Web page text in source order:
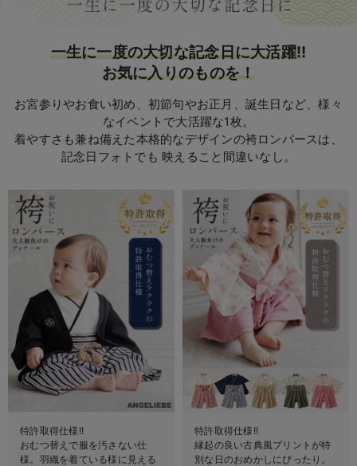
安心の日本製。先輩ママが買ってよかった！本当に必要な出産準備品
買って正解！高評価レビューアイテム
冬に可愛いニットがお得！
親子コーデ｜ママとベビーにおすすめ！
Gift Selection 出産祝い
ロンパースはいつからいつまで使う？選ぶポイントも解説！
保育園・入園準備特集
ファルスカ
デロンギ
入院準備の持ち物チェック
一生に一度の大切な記念日に大活躍!!
お気に入りのものを！
お宮参りやお食い初め、初節句やお正月、誕生日など、様々
なイベントで大活躍な1枚。
着やすさも兼ね備えた本格的なデザインの袴ロンパースは、
記念日フォトでも 映えること間違いなし。
特許取得仕様!!
おむつ替えで服を汚さない仕
様。羽織を着ている様に見える
特許取得仕様!!
縁起の良い古典風プリントが特
別な日のおめかしにぴったり。